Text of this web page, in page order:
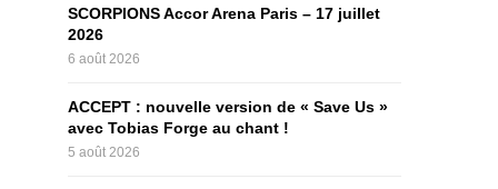
SCORPIONS Accor Arena Paris – 17 juillet
2026
6 août 2026
ACCEPT : nouvelle version de « Save Us »
avec Tobias Forge au chant !
5 août 2026